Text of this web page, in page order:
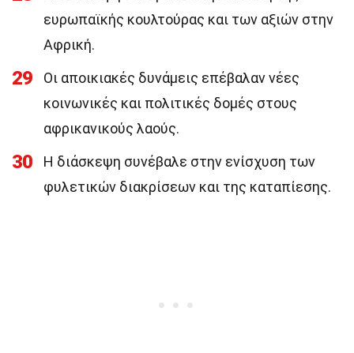
ευρωπαϊκής κουλτούρας και των αξιών στην
Αφρική.
29
Οι αποικιακές δυνάμεις επέβαλαν νέες
κοινωνικές και πολιτικές δομές στους
αφρικανικούς λαούς.
30
Η διάσκεψη συνέβαλε στην ενίσχυση των
φυλετικών διακρίσεων και της καταπίεσης.